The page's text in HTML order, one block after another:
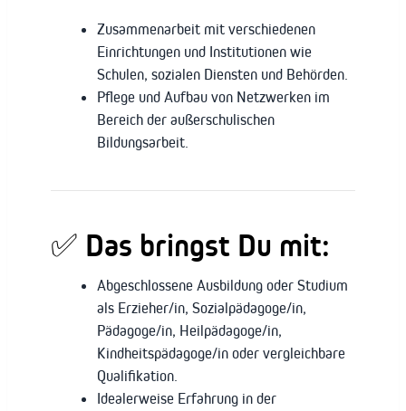
Zusammenarbeit mit verschiedenen
Einrichtungen und Institutionen wie
Schulen, sozialen Diensten und Behörden.
Pflege und Aufbau von Netzwerken im
Bereich der außerschulischen
Bildungsarbeit.
✅ Das bringst Du mit:
Abgeschlossene Ausbildung oder Studium
als Erzieher/in, Sozialpädagoge/in,
Pädagoge/in, Heilpädagoge/in,
Kindheitspädagoge/in oder vergleichbare
Qualifikation.
Idealerweise Erfahrung in der